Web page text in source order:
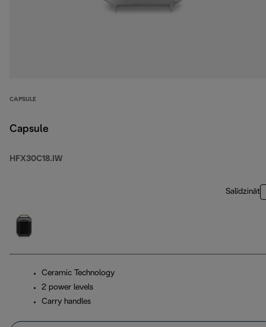
CAPSULE
Capsule
HFX30C18.IW
Salīdzināt
Ceramic Technology
2 power levels
Carry handles